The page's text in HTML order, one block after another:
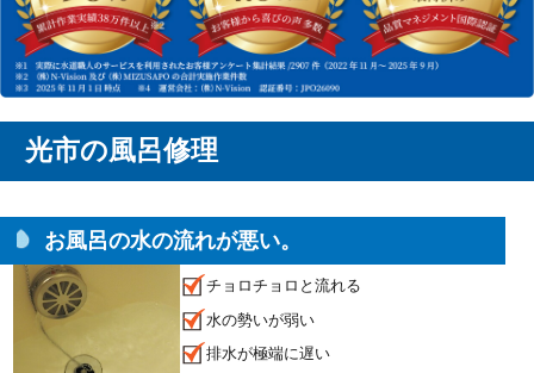
光市の風呂修理
お風呂の水の流れが悪い。
チョロチョロと流れる
水の勢いが弱い
排水が極端に遅い